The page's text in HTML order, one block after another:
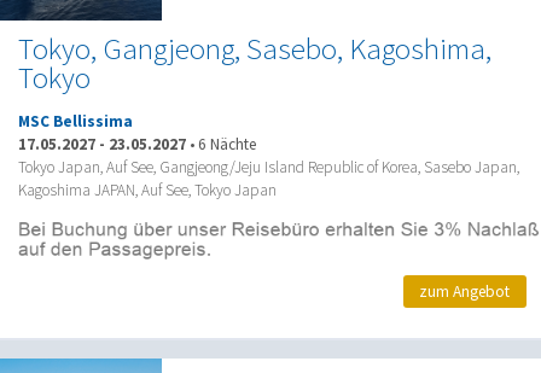
Tokyo, Gangjeong, Sasebo, Kagoshima,
Tokyo
MSC Bellissima
17.05.2027 - 23.05.2027 • 6 Nächte
Tokyo Japan, Auf See, Gangjeong/Jeju Island Republic of Korea, Sasebo Japan,
Kagoshima JAPAN, Auf See, Tokyo Japan
zum Angebot